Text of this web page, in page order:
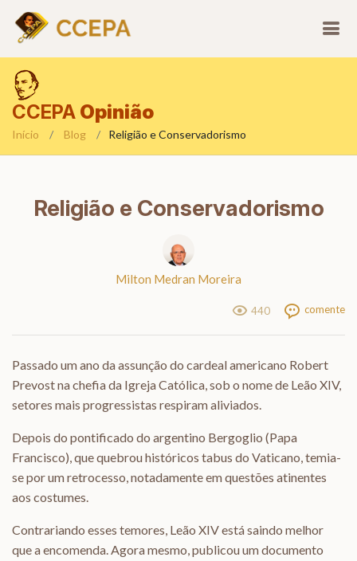
CCEPA Opinião
Início Blog Religião e Conservadorismo
Religião e Conservadorismo
Milton Medran Moreira
440 comente
Passado um ano da assunção do cardeal americano Robert
Prevost na chefia da Igreja Católica, sob o nome de Leão XIV,
setores mais progressistas respiram aliviados.
Depois do pontificado do argentino Bergoglio (Papa
Francisco), que quebrou históricos tabus do Vaticano, temia-
se por um retrocesso, notadamente em questões atinentes
aos costumes.
Contrariando esses temores, Leão XIV está saindo melhor
que a encomenda. Agora mesmo, publicou um documento